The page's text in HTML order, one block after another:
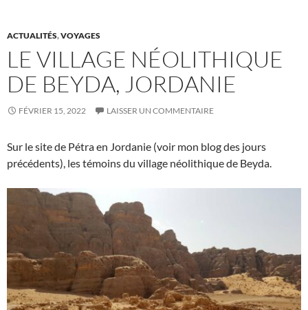
ACTUALITÉS,VOYAGES
LE VILLAGE NÉOLITHIQUE
DE BEYDA, JORDANIE
FÉVRIER 15, 2022 LAISSER UN COMMENTAIRE
Sur le site de Pétra en Jordanie (voir mon blog des jours
précédents), les témoins du village néolithique de Beyda.